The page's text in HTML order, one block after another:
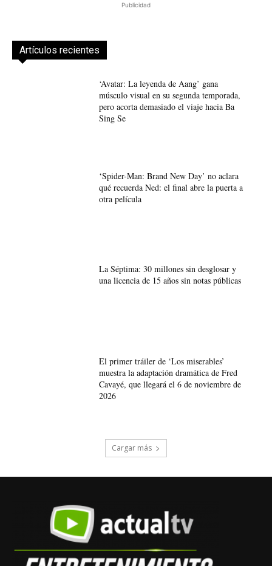
Publicidad
Artículos recientes
‘Avatar: La leyenda de Aang’ gana
músculo visual en su segunda temporada,
pero acorta demasiado el viaje hacia Ba
Sing Se
‘Spider-Man: Brand New Day’ no aclara
qué recuerda Ned: el final abre la puerta a
otra película
La Séptima: 30 millones sin desglosar y
una licencia de 15 años sin notas públicas
El primer tráiler de ‘Los miserables’
muestra la adaptación dramática de Fred
Cavayé, que llegará el 6 de noviembre de
2026
Cargar más